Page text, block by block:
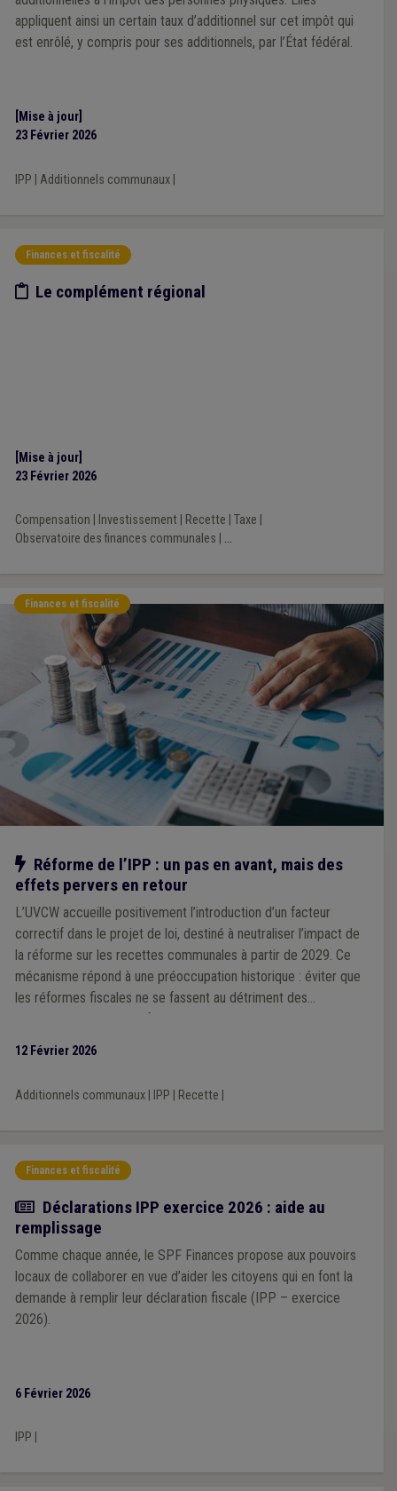
appliquent ainsi un certain taux d’additionnel sur cet impôt qui
est enrôlé, y compris pour ses additionnels, par l’État fédéral.
[Mise à jour]
23 Février 2026
IPP Additionnels communaux|
Finances et fiscalité
Etude/chiffres
Le complément régional
[Mise à jour]
23 Février 2026
Compensation Investissement| Recette Taxe
Observatoire des finances communales
...
Finances et fiscalité
Notre action
Réforme de l’IPP : un pas en avant, mais des
effets pervers en retour
L’UVCW accueille positivement l’introduction d’un facteur
correctif dans le projet de loi, destiné à neutraliser l’impact de
la réforme sur les recettes communales à partir de 2029. Ce
mécanisme répond à une préoccupation historique : éviter que
les réformes fiscales ne se fassent au détriment des
communes, comme ce fut le cas par le passé. Cependant,
12 Février 2026
Additionnels communaux| IPP Recette
Finances et fiscalité
Actualité
Déclarations IPP exercice 2026 : aide au
remplissage
Comme chaque année, le SPF Finances propose aux pouvoirs
locaux de collaborer en vue d’aider les citoyens qui en font la
demande à remplir leur déclaration fiscale (IPP – exercice
2026).
6 Février 2026
IPP